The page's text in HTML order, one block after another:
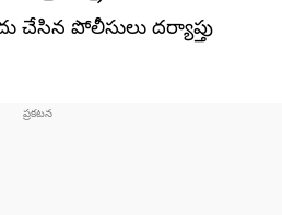
చేసిన పోలీసులు దర్యాప్తు